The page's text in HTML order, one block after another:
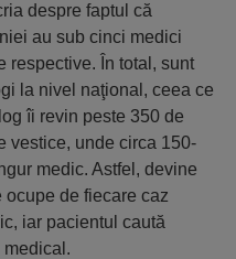
despre faptul că
au sub cinci medici
respective. În total, sunt
la nivel naţional, ceea ce
îi revin peste 350 de
vestice, unde circa 150-
medic. Astfel, devine
de fiecare caz
iar pacientul caută